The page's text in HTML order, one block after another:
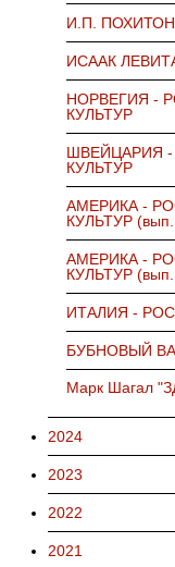
И.П.
ИСААК
НОРВЕГИЯ -
КУЛЬТУР
ШВЕЙЦАРИЯ -
КУЛЬТУР
АМЕРИКА -
КУЛЬТУР
АМЕРИКА -
КУЛЬТУР
ИТАЛИЯ -
БУБНОВЫЙ
Марк Шагал
2024
2023
2022
2021